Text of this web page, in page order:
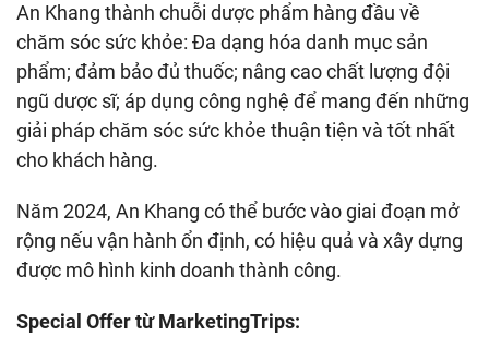
An Khang thành chuỗi dược phẩm hàng đầu về
chăm sóc sức khỏe: Đa dạng hóa danh mục sản
phẩm; đảm bảo đủ thuốc; nâng cao chất lượng đội
ngũ dược sĩ; áp dụng công nghệ để mang đến những
giải pháp chăm sóc sức khỏe thuận tiện và tốt nhất
cho khách hàng.
Năm 2024, An Khang có thể bước vào giai đoạn mở
rộng nếu vận hành ổn định, có hiệu quả và xây dựng
được mô hình kinh doanh thành công.
Special Offer từ MarketingTrips: